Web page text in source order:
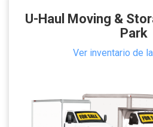
U-Haul Moving &
Park
Ver inventario de